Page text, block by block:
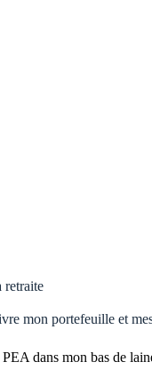
retraite
mon portefeuille et
dans mon bas de